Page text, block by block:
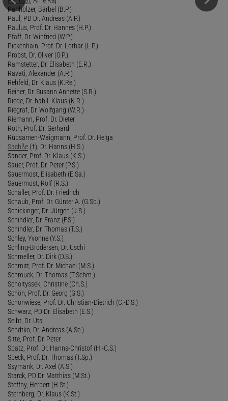
Panholzer, Bärbel (B.P.)
Paul, PD Dr. Andreas (A.P.)
Paulus, Prof. Dr. Hannes (H.P.)
Pfaff, Dr. Winfried (W.P.)
Pickenhain, Prof. Dr. Lothar (L.P.)
Probst, Dr. Oliver (O.P.)
Ramstetter, Dr. Elisabeth (E.R.)
Ravati, Alexander (A.R.)
Rehfeld, Dr. Klaus (K.Re.)
Reiner, Dr. Susann Annette (S.R.)
Riede, Dr. habil. Klaus (K.R.)
Riegraf, Dr. Wolfgang (W.R.)
Riemann, Prof. Dr. Dieter
Roth, Prof. Dr. Gerhard
Rübsamen-Waigmann, Prof. Dr. Helga
Sachße (†), Dr. Hanns (H.S.)
Sander, Prof. Dr. Klaus (K.S.)
Sauer, Prof. Dr. Peter (P.S.)
Sauermost, Elisabeth (E.Sa.)
Sauermost, Rolf (R.S.)
Schaller, Prof. Dr. Friedrich
Schaub, Prof. Dr. Günter A. (G.Sb.)
Schickinger, Dr. Jürgen (J.S.)
Schindler, Dr. Franz (F.S.)
Schindler, Dr. Thomas (T.S.)
Schley, Yvonne (Y.S.)
Schling-Brodersen, Dr. Uschi
Schmeller, Dr. Dirk (D.S.)
Schmitt, Prof. Dr. Michael (M.S.)
Schmuck, Dr. Thomas (T.Schm.)
Scholtyssek, Christine (Ch.S.)
Schön, Prof. Dr. Georg (G.S.)
Schönwiese, Prof. Dr. Christian-Dietrich (C.-D.S.)
Schwarz, PD Dr. Elisabeth (E.S.)
Seibt, Dr. Uta
Sendtko, Dr. Andreas (A.Se.)
Sitte, Prof. Dr. Peter
Spatz, Prof. Dr. Hanns-Christof (H.-C.S.)
Speck, Prof. Dr. Thomas (T.Sp.)
Ssymank, Dr. Axel (A.S.)
Starck, PD Dr. Matthias (M.St.)
Steffny, Herbert (H.St.)
Sternberg, Dr. Klaus (K.St.)